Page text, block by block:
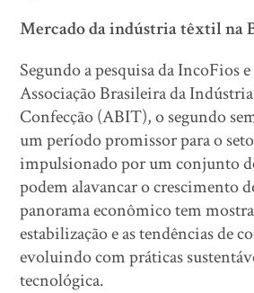
Mercado da indústria têxtil na
Segundo a pesquisa da IncoFios
Associação Brasileira da
Confecção (ABIT), o segundo
um período promissor para o
impulsionado por um conjunto
podem alavancar o crescimento
panorama econômico tem
estabilização e as tendências de
evoluindo com práticas
tecnológica.